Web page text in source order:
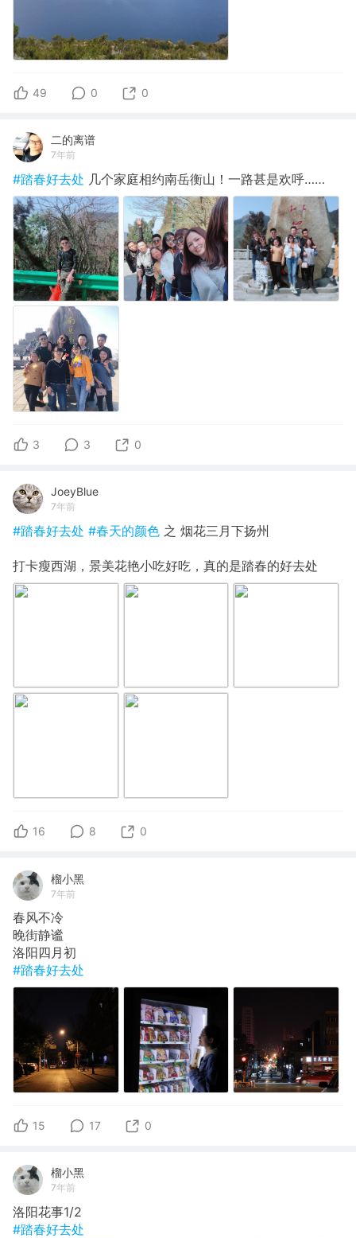
49 0 0
二的离谱
7年前
#踏春好去处 几个家庭相约南岳衡山！一路甚是欢呼……
3 3 0
JoeyBlue
7年前
#踏春好去处 #春天的颜色 之 烟花三月下扬州
打卡瘦西湖，景美花艳小吃好吃，真的是踏春的好去处
16 8 0
榴小黑
7年前
春风不冷
晚街静谧
洛阳四月初
#踏春好去处
15 17 0
榴小黑
7年前
洛阳花事1/2
#踏春好去处